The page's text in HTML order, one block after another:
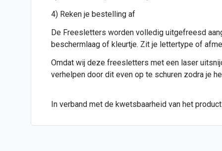
4) Reken je bestelling af
De Freesletters worden volledig uitgefreesd
beschermlaag of kleurtje. Zit je lettertype of
Omdat wij deze freesletters met een laser
verhelpen door dit even op te schuren zodra je
In verband met de kwetsbaarheid van het